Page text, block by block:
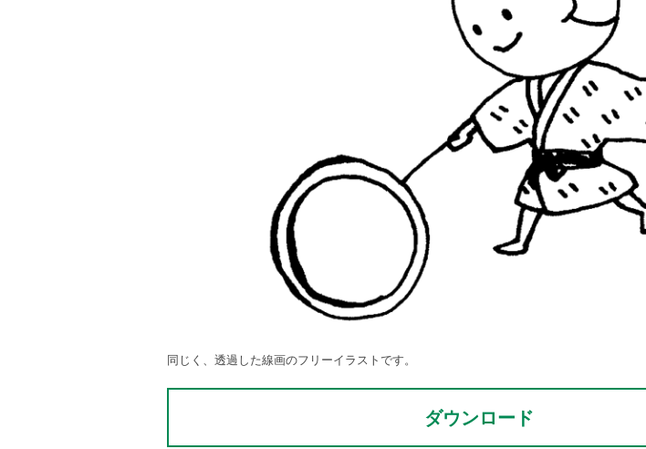
同じく、透過した線画のフリーイラストです。
ダウンロード